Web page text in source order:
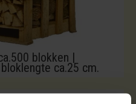
blokken |
ca.25 cm.